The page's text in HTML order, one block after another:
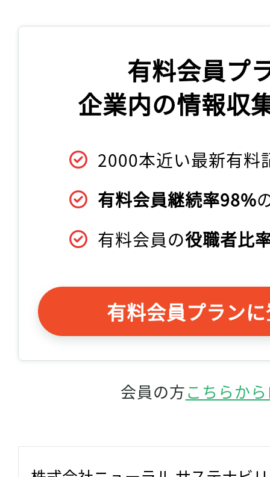
有料会員プ
企業内の情報収
2000本近い最新有料
有料会員継続率98%
有料会員の役職者比
有料会員プラン
会員の方こちらか